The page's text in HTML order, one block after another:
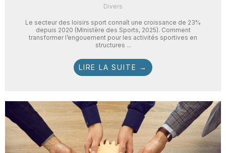
Divers
Le secteur des loisirs sport connaît une croissance de 23%
depuis 2020 (Ministère des Sports, 2025). Comment
transformer l’engouement pour les activités sportives en
structures ...
LIRE LA SUITE →